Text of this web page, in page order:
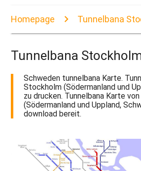
Homepage Tunnelbana
Tunnelbana
Schweden tunnelbana Karte.
Stockholm (Södermanland und
zu drucken. Tunnelbana Karte
(Södermanland und Uppland,
download bereit.